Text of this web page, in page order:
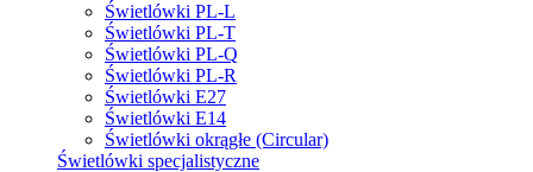
Świetlówki PL-L
Świetlówki PL-T
Świetlówki PL-Q
Świetlówki PL-R
Świetlówki E27
Świetlówki E14
Świetlówki okrągłe (Circular)
Świetlówki specjalistyczne